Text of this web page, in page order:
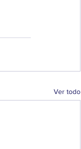
Ver todo